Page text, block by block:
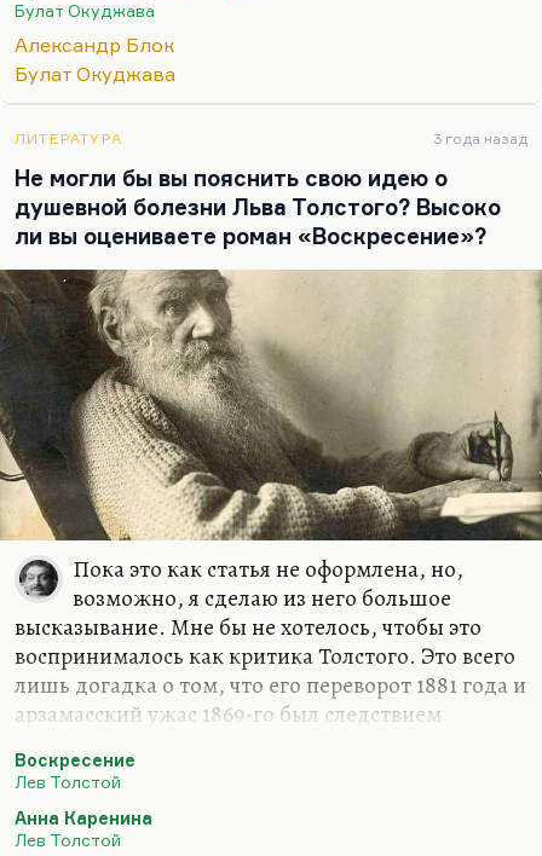
довел до встречи с Любовью Дмитриевной, и как-
то не пошло…
Булат Окуджава
Александр Блок
Булат Окуджава
ЛИТЕРАТУРА 3 года назад
Не могли бы вы пояснить свою идею о
душевной болезни Льва Толстого? Высоко
ли вы оцениваете роман «Воскресение»?
Пока это как статья не оформлена, но,
возможно, я сделаю из него большое
высказывание. Мне бы не хотелось, чтобы это
воспринималось как критика Толстого. Это всего
лишь догадка о том, что его переворот 1881 года и
арзамасский ужас 1869-го был следствием
и это бывает довольно часто – никак не
его художественными возможностями. Есть
Воскресение
Лев Толстой
Анна Каренина
Лев Толстой